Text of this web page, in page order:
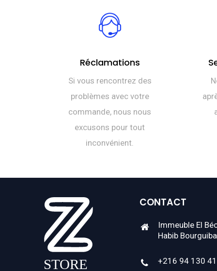
Réclamations
Si vous rencontrez des
problèmes avec votre
commande, nous nous
excusons pour tout
inconvénient.
CONTACT
Immeuble El
Habib
+216 94 130